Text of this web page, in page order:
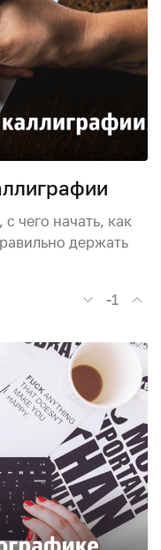
чего начать, как
держать
-1